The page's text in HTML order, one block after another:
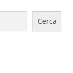
Cerca